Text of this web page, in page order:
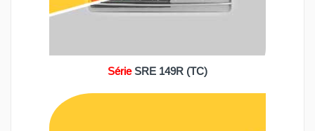
Série SRE 149R (TC)